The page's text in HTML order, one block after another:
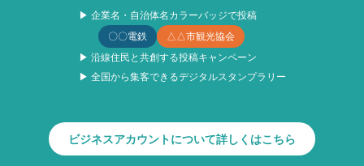
▶ 企業名・自治体名カラーバッジで投稿
〇〇電鉄
△△市観光協会
▶ 沿線住民と共創する投稿キャンペーン
▶ 全国から集客できるデジタルスタンプラリー
ビジネスアカウントについて詳しくはこちら